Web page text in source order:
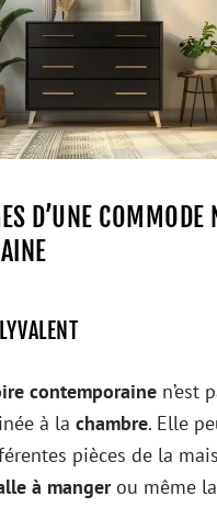
D’UNE COMMODE
contemporaine n’est
à la chambre. Elle
pièces de la
à mangerou même la